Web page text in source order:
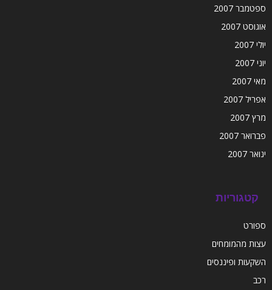
ספטמבר 2007
אוגוסט 2007
יולי 2007
יוני 2007
מאי 2007
אפריל 2007
מרץ 2007
פברואר 2007
ינואר 2007
קטגוריות
ספורט
עצות מהמומחים
השקעות ופיננסים
רכב